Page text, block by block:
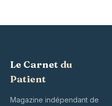
Le Carnet du
Patient
Magazine indépendant de